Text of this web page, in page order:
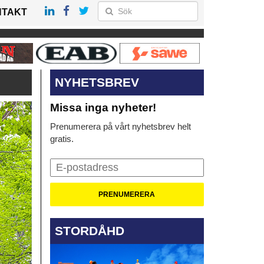
NYHETSBREV
Missa inga nyheter!
Prenumerera på vårt nyhetsbrev helt
gratis.
STORDÅHD